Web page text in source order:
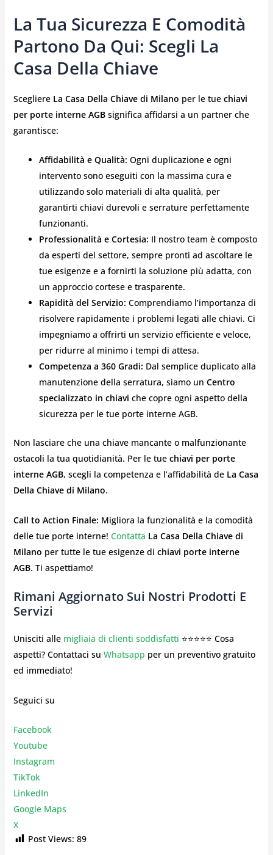
La Tua Sicurezza E Comodità
Partono Da Qui: Scegli La
Casa Della Chiave
Scegliere La Casa Della Chiave di Milano per le tue chiavi
per porte interne AGBsignifica affidarsi a un partner che
garantisce:
Affidabilità e Qualità: Ogni duplicazione e ogni
intervento sono eseguiti con la massima cura e
utilizzando solo materiali di alta qualità, per
garantirti chiavi durevoli e serrature perfettamente
funzionanti.
Professionalità e Cortesia: Il nostro team è composto
da esperti del settore, sempre pronti ad ascoltare le
tue esigenze e a fornirti la soluzione più adatta, con
un approccio cortese e trasparente.
Rapidità del Servizio: Comprendiamo l’importanza di
risolvere rapidamente i problemi legati alle chiavi. Ci
impegniamo a offrirti un servizio efficiente e veloce,
per ridurre al minimo i tempi di attesa.
Competenza a 360 Gradi: Dal semplice duplicato alla
manutenzione della serratura, siamo un Centro
specializzato in chiavi che copre ogni aspetto della
sicurezza per le tue porte interne AGB.
Non lasciare che una chiave mancante o malfunzionante
ostacoli la tua quotidianità. Per le tue chiavi per porte
interne AGB, scegli la competenza e l’affidabilità de La Casa
Della Chiave di Milano.
Call to Action Finale: Migliora la funzionalità e la comodità
delle tue porte interne! Contatta La Casa Della Chiave di
Milano per tutte le tue esigenze di chiavi porte interne
AGB. Ti aspettiamo!
Rimani Aggiornato Sui Nostri Prodotti E
Servizi
Unisciti alle migliaia di clienti soddisfatti ⭐⭐⭐⭐⭐ Cosa
aspetti? Contattaci su Whatsapp per un preventivo gratuito
ed immediato!
Seguici su
Facebook
Youtube
Instagram
TikTok
LinkedIn
Google Maps
X
Post Views: 89